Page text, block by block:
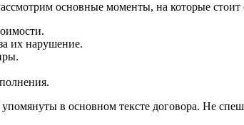
основные моменты, на которые стоит
их нарушение.
в основном тексте договора. Не